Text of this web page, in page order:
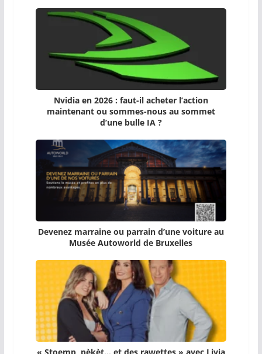
Nvidia en 2026 : faut-il acheter l’action
maintenant ou sommes-nous au sommet
d’une bulle IA ?
Devenez marraine ou parrain d’une voiture au
Musée Autoworld de Bruxelles